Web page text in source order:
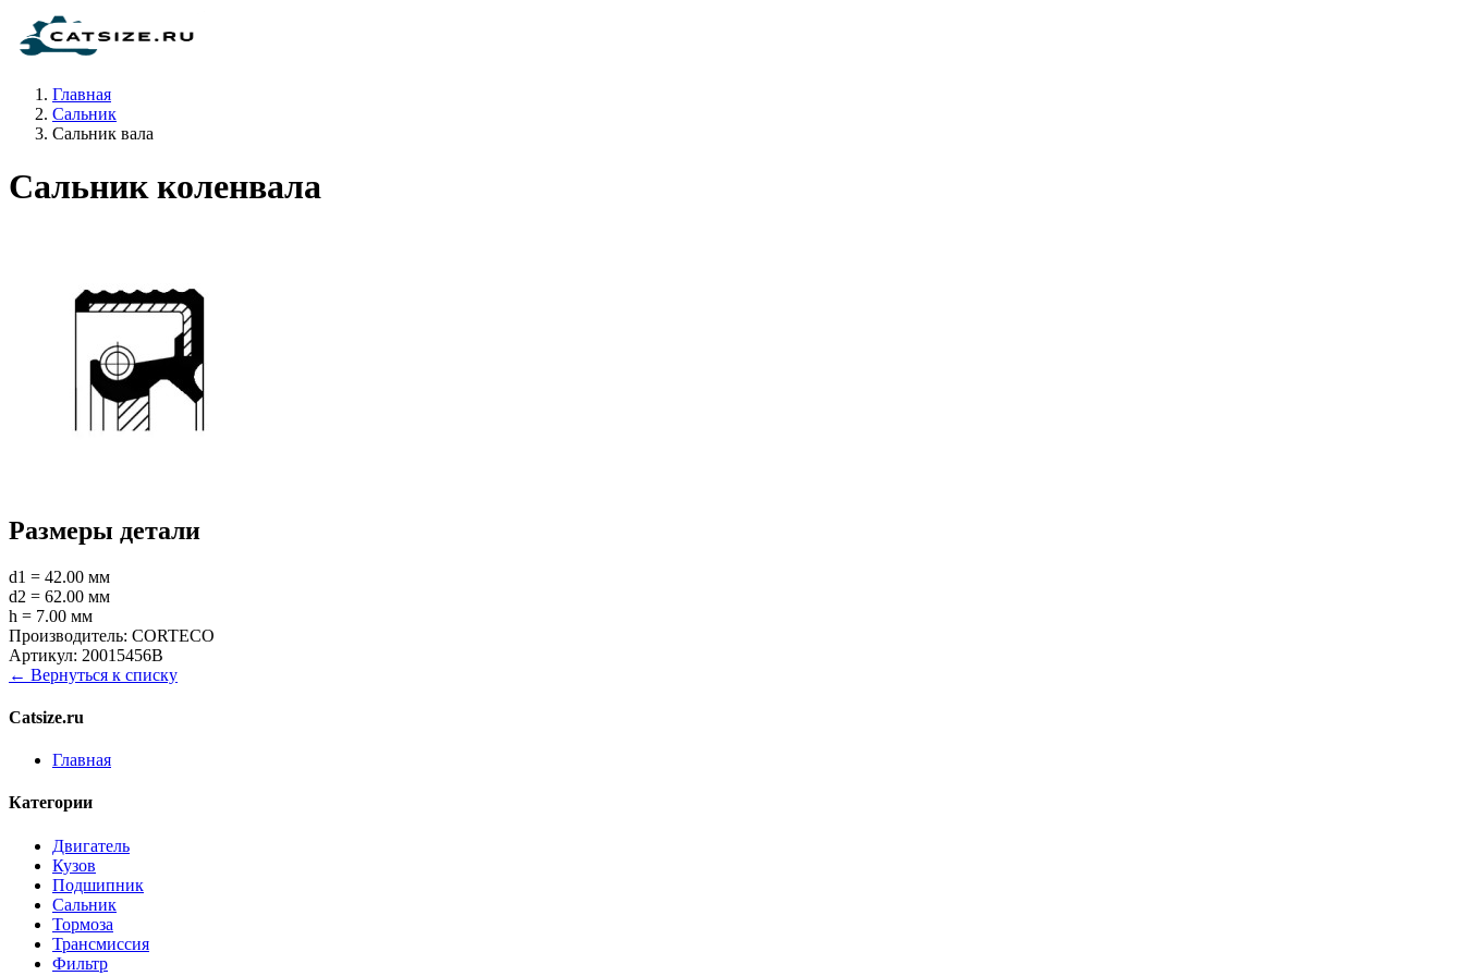
Главная
Сальник
Сальник вала
Сальник коленвала
Размеры детали
d1 = 42.00 мм
d2 = 62.00 мм
h = 7.00 мм
Производитель: CORTECO
Артикул: 20015456B
← Вернуться к списку
Catsize.ru
Главная
Категории
Двигатель
Кузов
Подшипник
Сальник
Тормоза
Трансмиссия
Фильтр